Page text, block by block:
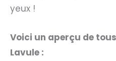
yeux !
Voici un aperçu de
Lavule :